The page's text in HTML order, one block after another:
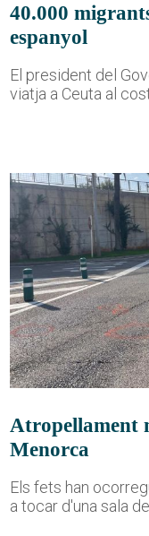
40.000
espanyol
El president del
viatja a Ceuta al
Atropellament
Menorca
Els fets han
a tocar d'una sala